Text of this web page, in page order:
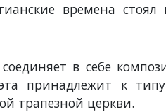
времена
в себе
принадлежит к
трапезной церкви.